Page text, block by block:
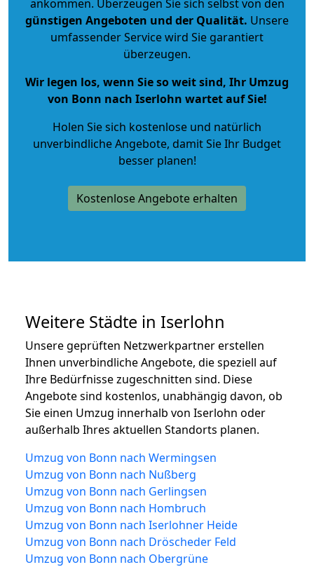
ankommen. Überzeugen Sie sich selbst von den
günstigen Angeboten und der Qualität. Unsere
umfassender Service wird Sie garantiert
überzeugen.
Wir legen los, wenn Sie so weit sind, Ihr Umzug
von Bonn nach Iserlohn wartet auf Sie!
Holen Sie sich kostenlose und natürlich
unverbindliche Angebote, damit Sie Ihr Budget
besser planen!
Kostenlose Angebote erhalten
Weitere Städte in Iserlohn
Unsere geprüften Netzwerkpartner erstellen
Ihnen unverbindliche Angebote, die speziell auf
Ihre Bedürfnisse zugeschnitten sind. Diese
Angebote sind kostenlos, unabhängig davon, ob
Sie einen Umzug innerhalb von Iserlohn oder
außerhalb Ihres aktuellen Standorts planen.
Umzug von Bonn nach Wermingsen
Umzug von Bonn nach Nußberg
Umzug von Bonn nach Gerlingsen
Umzug von Bonn nach Hombruch
Umzug von Bonn nach Iserlohner Heide
Umzug von Bonn nach Dröscheder Feld
Umzug von Bonn nach Obergrüne